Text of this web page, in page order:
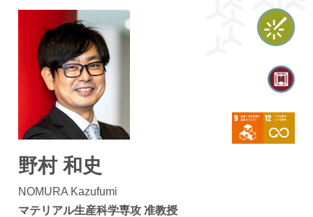
野村 和史
NOMURA Kazufumi
マテリアル生産科学専攻 准教授